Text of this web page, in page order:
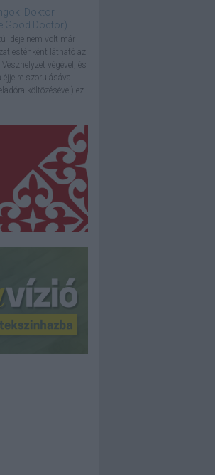
Doktor
Good Doctor)
ideje nem volt már
esténként látható az
végével, és
szorulásával
költözésével) ez